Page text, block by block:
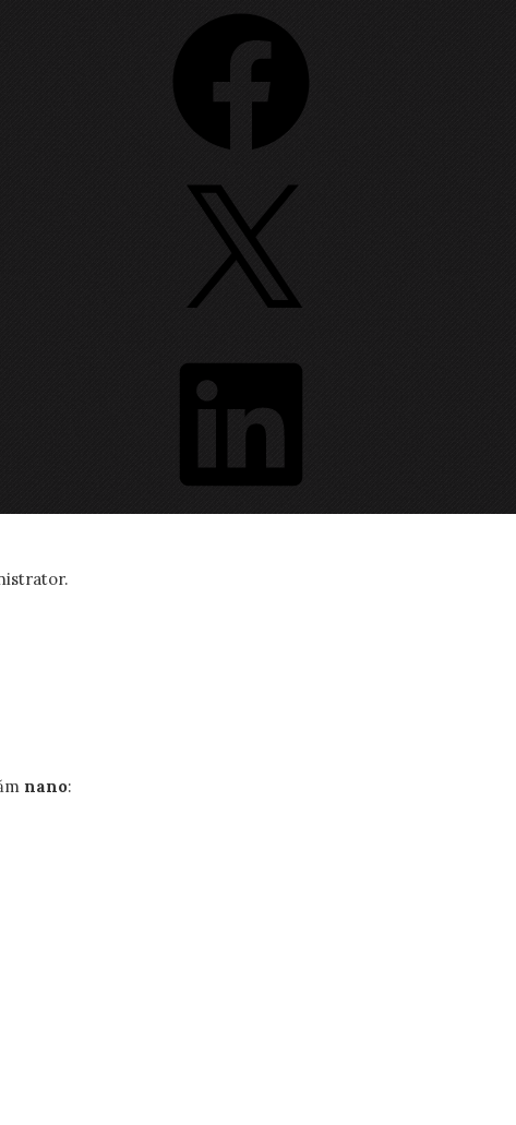
de la RCS&RDS, că s-au propagat al naibii de
securitate
nano: